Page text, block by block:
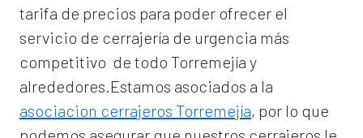
tarifa de precios para poder ofrecer el
servicio de cerrajería de urgencia más
competitivo de todo Torremejía y
alrededores.Estamos asociados a la
asociacion cerrajeros Torremejía, por lo que